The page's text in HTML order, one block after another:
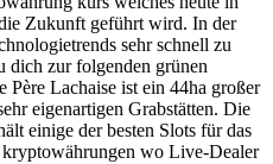
Zukunft geführt wird. In der
sehr schnell zu
dich zur folgenden grünen
Père Lachaise ist ein 44ha großer
eigenartigen Grabstätten. Die
einige der besten Slots für das
wo Live-Dealer